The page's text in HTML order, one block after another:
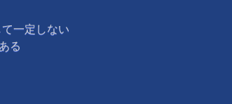
一定しない
る